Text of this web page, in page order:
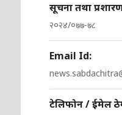
सूचना तथा
२०२४/०७७-७८
Email Id:
टेलिफोन / ईमेल